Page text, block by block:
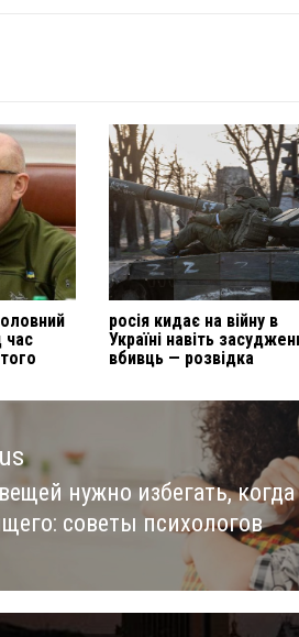
час
росія кидає на війну в
Україні навіть
вбивць — розвідка
нужно избегать,
советы психологов